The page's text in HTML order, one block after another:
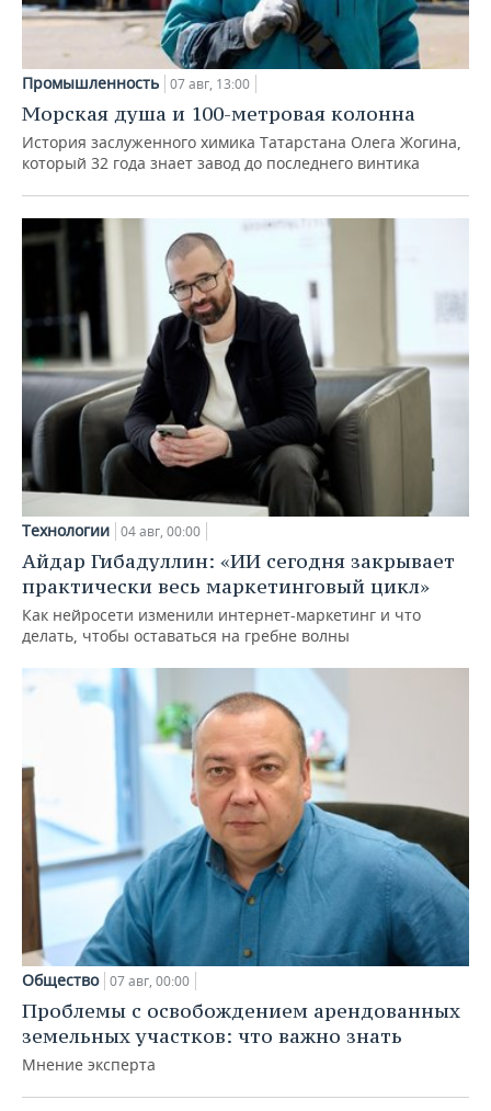
Промышленность 07 авг, 13:00
Морская душа и 100-метровая колонна
История заслуженного химика Татарстана Олега Жогина,
который 32 года знает завод до последнего винтика
Технологии 04 авг, 00:00
Айдар Гибадуллин: «ИИ сегодня закрывает
практически весь маркетинговый цикл»
Как нейросети изменили интернет-маркетинг и что
делать, чтобы оставаться на гребне волны
Общество 07 авг, 00:00
Проблемы с освобождением арендованных
земельных участков: что важно знать
Мнение эксперта